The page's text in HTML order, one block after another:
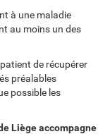
à une maladie
au moins un des
de récupérer
préalables
possible les
Liège accompagne